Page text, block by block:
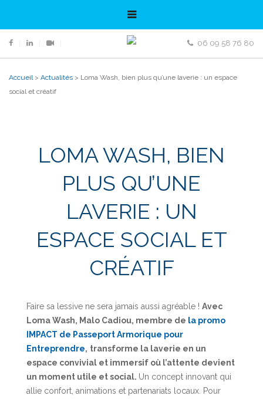
06 09 58 76 80
Accueil> Actualités > Loma Wash, bien plus qu’une laverie : un espace
social et créatif
LOMA WASH, BIEN
PLUS QU’UNE
LAVERIE : UN
ESPACE SOCIAL ET
CRÉATIF
Faire sa lessive ne sera jamais aussi agréable ! Avec
Loma Wash, Malo Cadiou, membre de la promo
IMPACT de Passeport Armorique pour
Entreprendre, transforme la laverie en un
espace convivial et immersif où l’attente devient
un moment utile et social. Un concept innovant qui
allie confort, animations et partenariats locaux. Pour